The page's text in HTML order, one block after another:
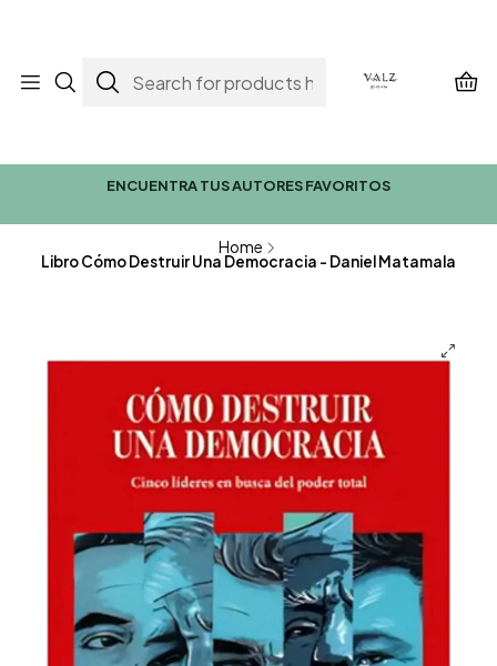
ENCUENTRA TUS AUTORES FAVORITOS
Home
Libro Cómo Destruir Una Democracia - Daniel Matamala